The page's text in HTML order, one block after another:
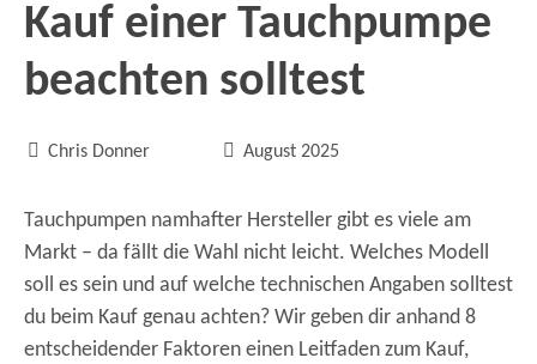
Kauf einer Tauchpumpe
beachten solltest
 Chris Donner  August 2025
Tauchpumpen namhafter Hersteller gibt es viele am
Markt – da fällt die Wahl nicht leicht. Welches Modell
soll es sein und auf welche technischen Angaben solltest
du beim Kauf genau achten? Wir geben dir anhand 8
entscheidender Faktoren einen Leitfaden zum Kauf,